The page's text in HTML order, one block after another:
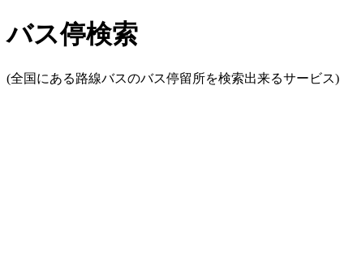
バス停検索
(全国にある路線バスのバス停留所を検索出来るサービス)